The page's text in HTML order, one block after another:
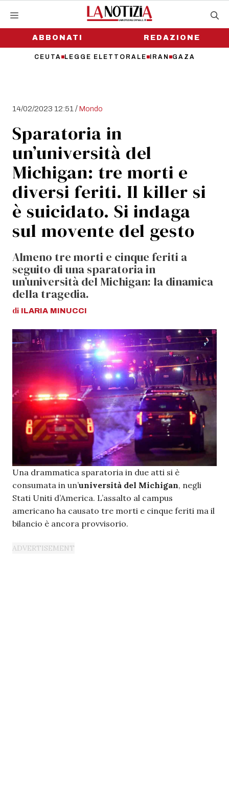
contenutoABBONATI
CEUTA LEGGE ELETTORALE IRAN GAZA
REDAZIONE
14/02/2023 12:51 /Mondo
Sparatoria in
un’università del
Michigan: tre morti e
diversi feriti. Il killer si
è suicidato. Si indaga
sul movente del gesto
Almeno tre morti e cinque feriti a
seguito di una sparatoria in
un’università del Michigan: la dinamica
della tragedia.
di ILARIA MINUCCI
Una drammatica sparatoria in due atti si è
consumata in un’università del Michigan, negli
Stati Uniti d’America. L’assalto al campus
americano ha causato tre morti e cinque feriti ma il
bilancio è ancora provvisorio.